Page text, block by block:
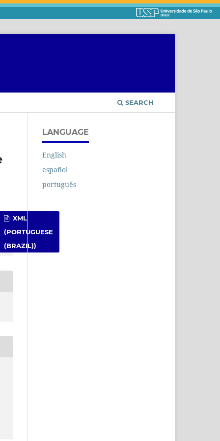
SEARCH
XML
(PORTUGUESE
(BRAZIL))
LANGUAGE
English
español
português